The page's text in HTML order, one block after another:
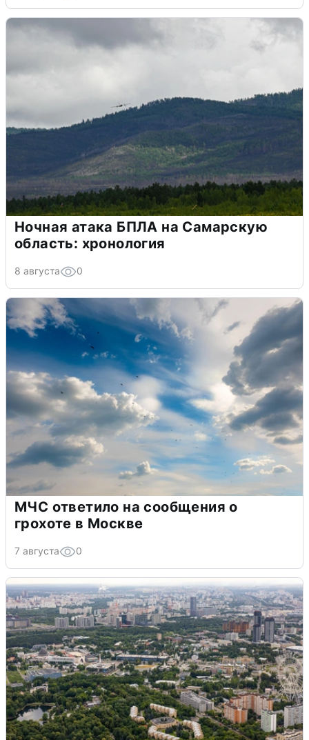
Ночная атака БПЛА на Самарскую
область: хронология
8 августа 0
МЧС ответило на сообщения о
грохоте в Москве
7 августа 0